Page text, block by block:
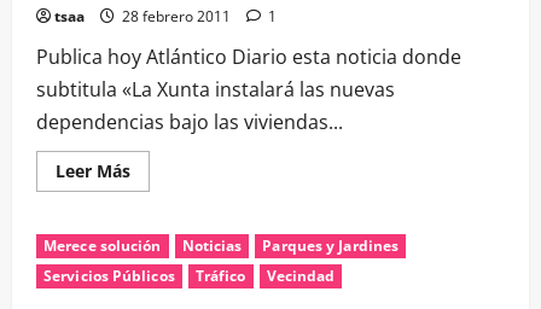
tsaa 28 febrero 2011 1
Publica hoy Atlántico Diario esta noticia donde
subtitula «La Xunta instalará las nuevas
dependencias bajo las viviendas...
Leer MásLeer
más
La
oficina
de
empleo
Merece solución Noticias
Parques y Jardines
Servicios Públicos
Tráfico Vecindad